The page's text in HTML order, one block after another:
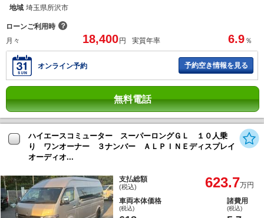
地域 埼玉県所沢市
ローンご利用時 ？
月々
18,400円 実質年率 6.9 ％
オンライン予約 予約空き情報を見る
無料電話
ハイエースコミューター スーパーロングＧＬ １０人乗
り ワンオーナー ３ナンバー ＡＬＰＩＮＥディスプレイ
オーディオ...
支払総額
(税込) 623.7万円
車両本体価格
(税込)
諸費用
(税込)